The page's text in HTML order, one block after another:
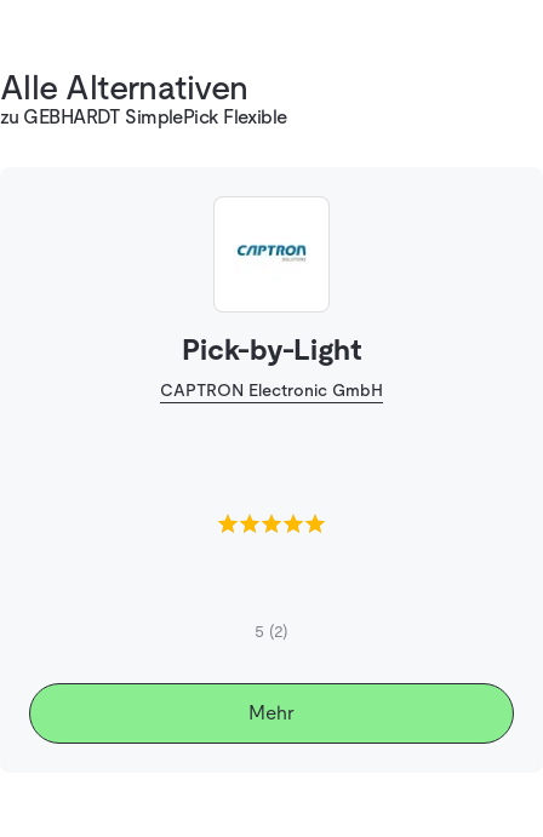
Alle Alternativen
zu GEBHARDT SimplePick Flexible
Pick-by-Light
CAPTRON Electronic GmbH
5 (2)
Mehr